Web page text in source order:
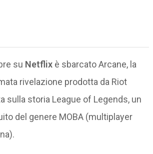
su Netflixè sbarcato Arcane, la
rivelazione prodotta da Riot
sulla storia League of Legends, un
del genere MOBA (multiplayer